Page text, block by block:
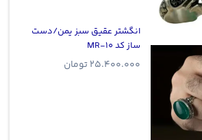
انگشتر عقیق سبز یمن/دست
ساز کد MR-10
25.400.000 تومان